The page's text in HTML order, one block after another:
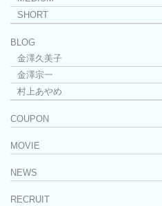
SHORT
BLOG
金澤久美子
金澤宗一
村上あやめ
COUPON
MOVIE
NEWS
RECRUIT